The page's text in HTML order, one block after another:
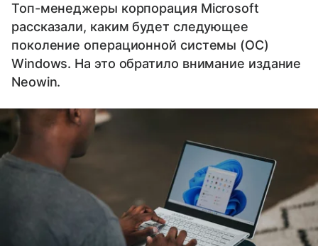
Топ-менеджеры корпорация Microsoft
рассказали, каким будет следующее
поколение операционной системы (ОС)
Windows. На это обратило внимание издание
Neowin.